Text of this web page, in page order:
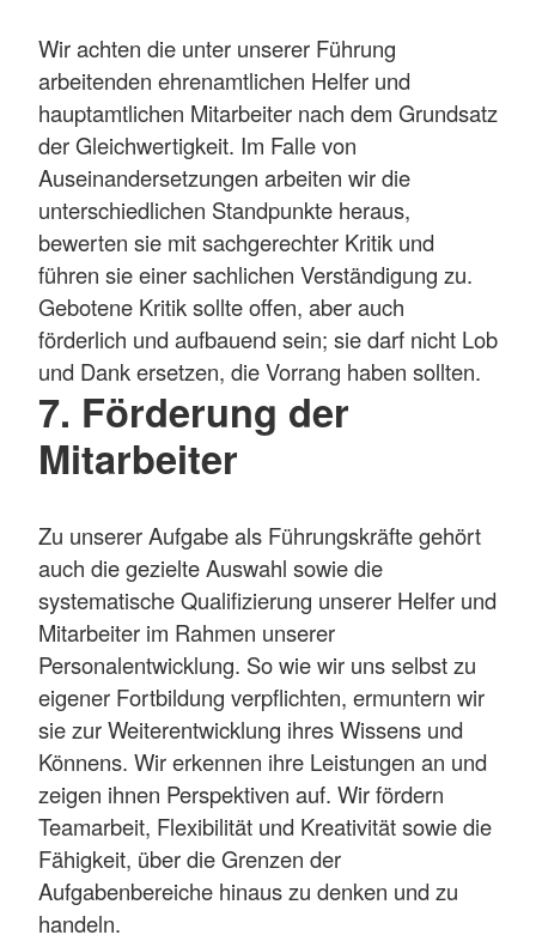
Wir achten die unter unserer Führung
arbeitenden ehrenamtlichen Helfer und
hauptamtlichen Mitarbeiter nach dem Grundsatz
der Gleichwertigkeit. Im Falle von
Auseinandersetzungen arbeiten wir die
unterschiedlichen Standpunkte heraus,
bewerten sie mit sachgerechter Kritik und
führen sie einer sachlichen Verständigung zu.
Gebotene Kritik sollte offen, aber auch
förderlich und aufbauend sein; sie darf nicht Lob
und Dank ersetzen, die Vorrang haben sollten.
7. Förderung der
Mitarbeiter
Zu unserer Aufgabe als Führungskräfte gehört
auch die gezielte Auswahl sowie die
systematische Qualifizierung unserer Helfer und
Mitarbeiter im Rahmen unserer
Personalentwicklung. So wie wir uns selbst zu
eigener Fortbildung verpflichten, ermuntern wir
sie zur Weiterentwicklung ihres Wissens und
Könnens. Wir erkennen ihre Leistungen an und
zeigen ihnen Perspektiven auf. Wir fördern
Teamarbeit, Flexibilität und Kreativität sowie die
Fähigkeit, über die Grenzen der
Aufgabenbereiche hinaus zu denken und zu
handeln.